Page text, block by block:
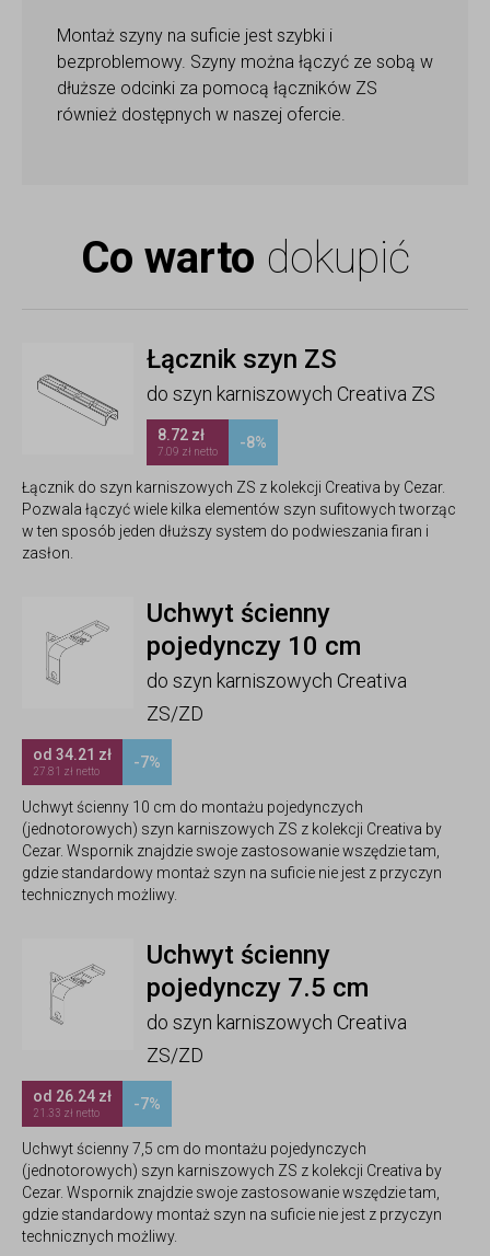
Montaż szyny na suficie jest szybki i
bezproblemowy. Szyny można łączyć ze sobą w
dłuższe odcinki za pomocą łączników ZS
również dostępnych w naszej ofercie.
Co warto dokupić
Łącznik szyn ZS
do szyn karniszowych Creativa ZS
8.72 zł
7.09 zł netto
-8%
Łącznik do szyn karniszowych ZS z kolekcji Creativa by Cezar.
Pozwala łączyć wiele kilka elementów szyn sufitowych tworząc
w ten sposób jeden dłuższy system do podwieszania firan i
zasłon.
Uchwyt ścienny
pojedynczy 10 cm
do szyn karniszowych Creativa
ZS/ZD
od 34.21 zł
27.81 zł netto
-7%
Uchwyt ścienny 10 cm do montażu pojedynczych
(jednotorowych) szyn karniszowych ZS z kolekcji Creativa by
Cezar. Wspornik znajdzie swoje zastosowanie wszędzie tam,
gdzie standardowy montaż szyn na suficie nie jest z przyczyn
technicznych możliwy.
Uchwyt ścienny
pojedynczy 7.5 cm
do szyn karniszowych Creativa
ZS/ZD
od 26.24 zł
21.33 zł netto
-7%
Uchwyt ścienny 7,5 cm do montażu pojedynczych
(jednotorowych) szyn karniszowych ZS z kolekcji Creativa by
Cezar. Wspornik znajdzie swoje zastosowanie wszędzie tam,
gdzie standardowy montaż szyn na suficie nie jest z przyczyn
technicznych możliwy.